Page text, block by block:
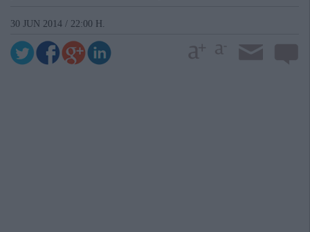
30 JUN 2014 / 22:00 H.